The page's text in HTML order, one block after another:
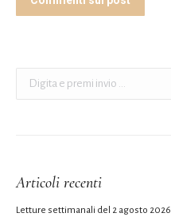
Articoli recenti
Letture settimanali del 2 agosto 2026